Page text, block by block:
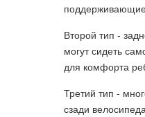
поддерживающие
Второй тип -
могут сидеть
для комфорта
Третий тип -
сзади